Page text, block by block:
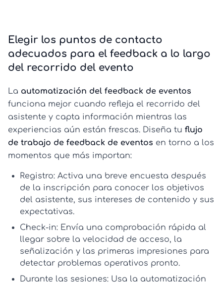
Elegir los puntos de contacto
adecuados para el feedback a lo largo
del recorrido del evento
La automatización del feedback de eventos
funciona mejor cuando refleja el recorrido del
asistente y capta información mientras las
experiencias aún están frescas. Diseña tu flujo
de trabajo de feedback de eventos en torno a los
momentos que más importan:
Registro: Activa una breve encuesta después
de la inscripción para conocer los objetivos
del asistente, sus intereses de contenido y sus
expectativas.
Check-in: Envía una comprobación rápida al
llegar sobre la velocidad de acceso, la
señalización y las primeras impresiones para
detectar problemas operativos pronto.
Durante las sesiones: Usa la automatización